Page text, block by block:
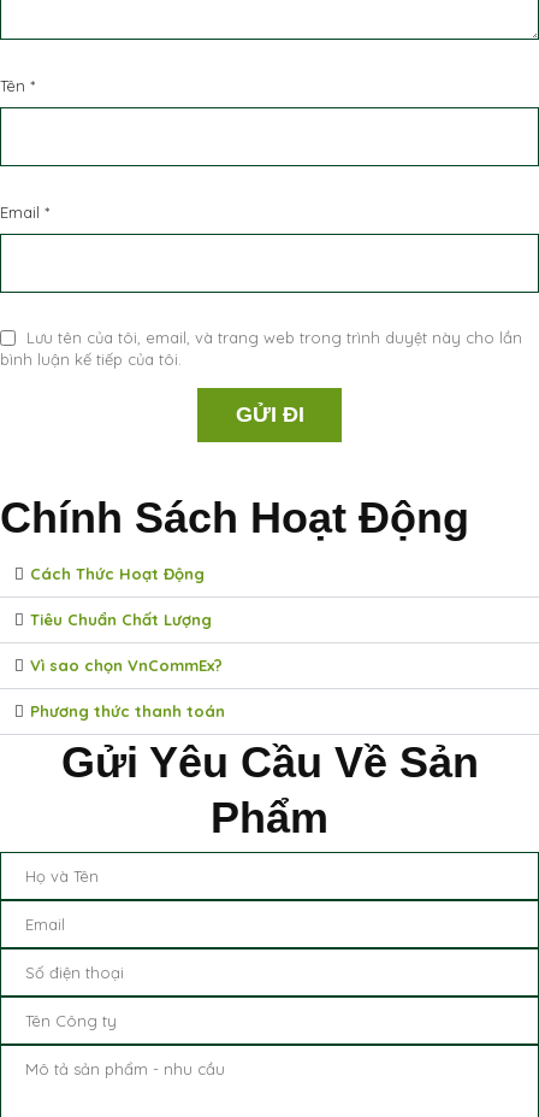
Tên *
Email *
Lưu tên của tôi, email, và trang web trong trình duyệt này cho lần
bình luận kế tiếp của tôi.
Chính Sách Hoạt Động
Cách Thức Hoạt Động
Tiêu Chuẩn Chất Lượng
Vì sao chọn VnCommEx?
Phương thức thanh toán
Gửi Yêu Cầu Về Sản
Phẩm